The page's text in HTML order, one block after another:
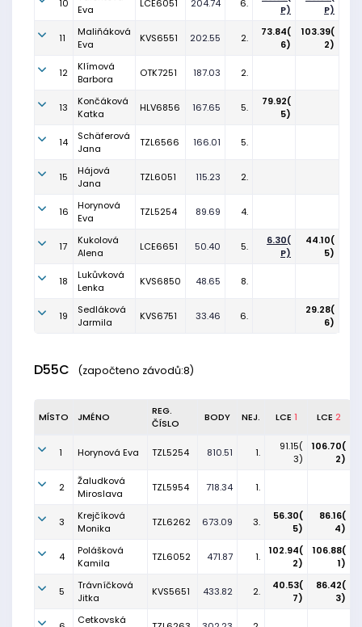
10
Eva
LCE6051 204.74 6.
P)
P)
11
Maliňáková
Eva
KVS6551 202.55 2.
73.84(
6)
103.39(
2)
12
Klímová
Barbora
OTK7251 187.03 2.
13
Končáková
Katka
HLV6856 167.65 5.
79.92(
5)
14
Schäferová
Jana
TZL6566 166.01 5.
15
Hájová
Jana
TZL6051 115.23 2.
16
Horynová
Eva
TZL5254 89.69 4.
17
Kukolová
Alena
LCE6651 50.40 5.
6.30(
P)
44.10(
5)
18
Lukůvková
Lenka
KVS6850 48.65 8.
19
Sedláková
Jarmila
KVS6751 33.46 6.
29.28(
6)
D55C (započteno závodů:8)
MÍSTO JMÉNO
REG.
ČÍSLO
BODY NEJ. LCE 1 LCE 2
1 Horynová Eva TZL5254 810.51 1.
91.15(
3)
106.70(
2)
2
Žaludková
Miroslava
TZL5954 718.34 1.
3
Krejčíková
Monika
TZL6262 673.09 3.
56.30(
5)
86.16(
4)
4
Polášková
Kamila
TZL6052 471.87 1.
102.94(
2)
106.88(
1)
5
Trávníčková
Jitka
KVS5651 433.82 2.
40.53(
7)
86.42(
3)
Cetkovská